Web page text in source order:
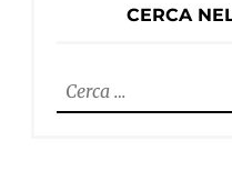
CERCA
Ricerca
per: